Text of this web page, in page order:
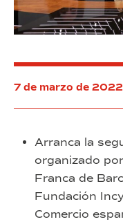
7 de marzo de 2022
Arranca la
organizado
Franca de
Fundación
Comercio